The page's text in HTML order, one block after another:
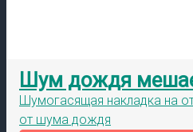
Шум дождя
Шумогасящая накладка на
от шума дождя